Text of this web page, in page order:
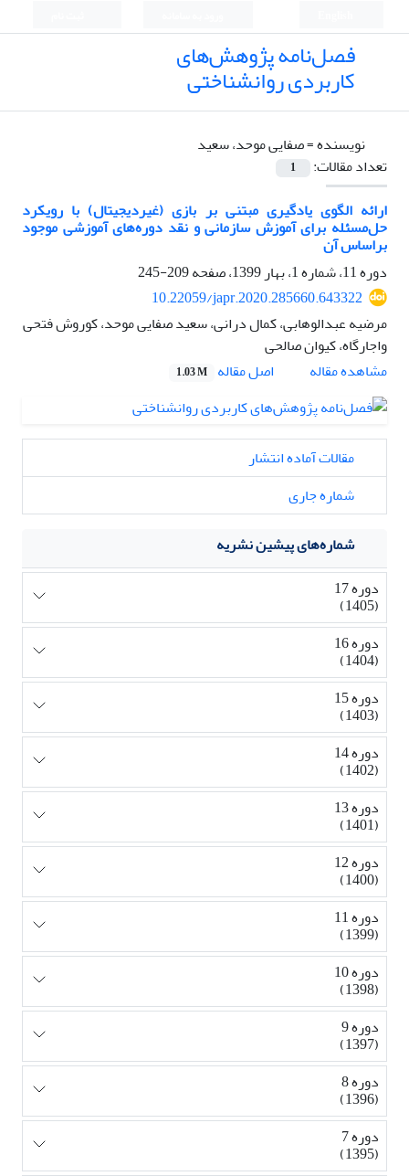
فصل‌نامه پژوهش‌های
کاربردی روانشناختی
نویسنده =صفایی موحد، سعید
تعداد مقالات:
1
ارائه الگوی یادگیری مبتنی بر بازی (غیردیجیتال) با رویکرد
حل‌مسئله برای آموزش سازمانی و نقد دوره‌‌های آموزشی موجود
براساس آن
دوره 11، شماره 1، بهار 1399، صفحه
209-245
10.22059/japr.2020.285660.643322
مرضیه عبدالوهابی، کمال درانی، سعید صفایی موحد، کوروش فتحی
واجارگاه، کیوان صالحی
مشاهده مقاله
اصل مقاله 1.03 M
مقالات آماده انتشار
شماره جاری
شماره‌های پیشین نشریه
دوره 17
(1405)
دوره 16
(1404)
دوره 15
(1403)
دوره 14
(1402)
دوره 13
(1401)
دوره 12
(1400)
دوره 11
(1399)
دوره 10
(1398)
دوره 9
(1397)
دوره 8
(1396)
دوره 7
(1395)